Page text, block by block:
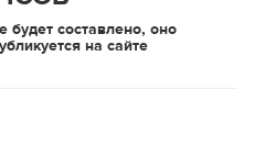
будет составлено, оно
на сайте